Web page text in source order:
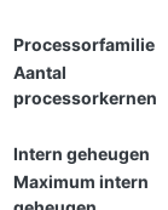
Processorfamilie
Aantal
processorkernen
Intern geheugen
Maximum intern